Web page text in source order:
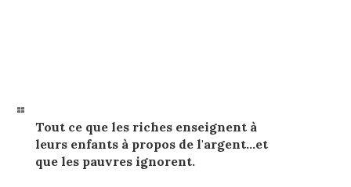
Tout ce que les riches enseignent à
leurs enfants à propos de l'argent…et
que les pauvres ignorent.